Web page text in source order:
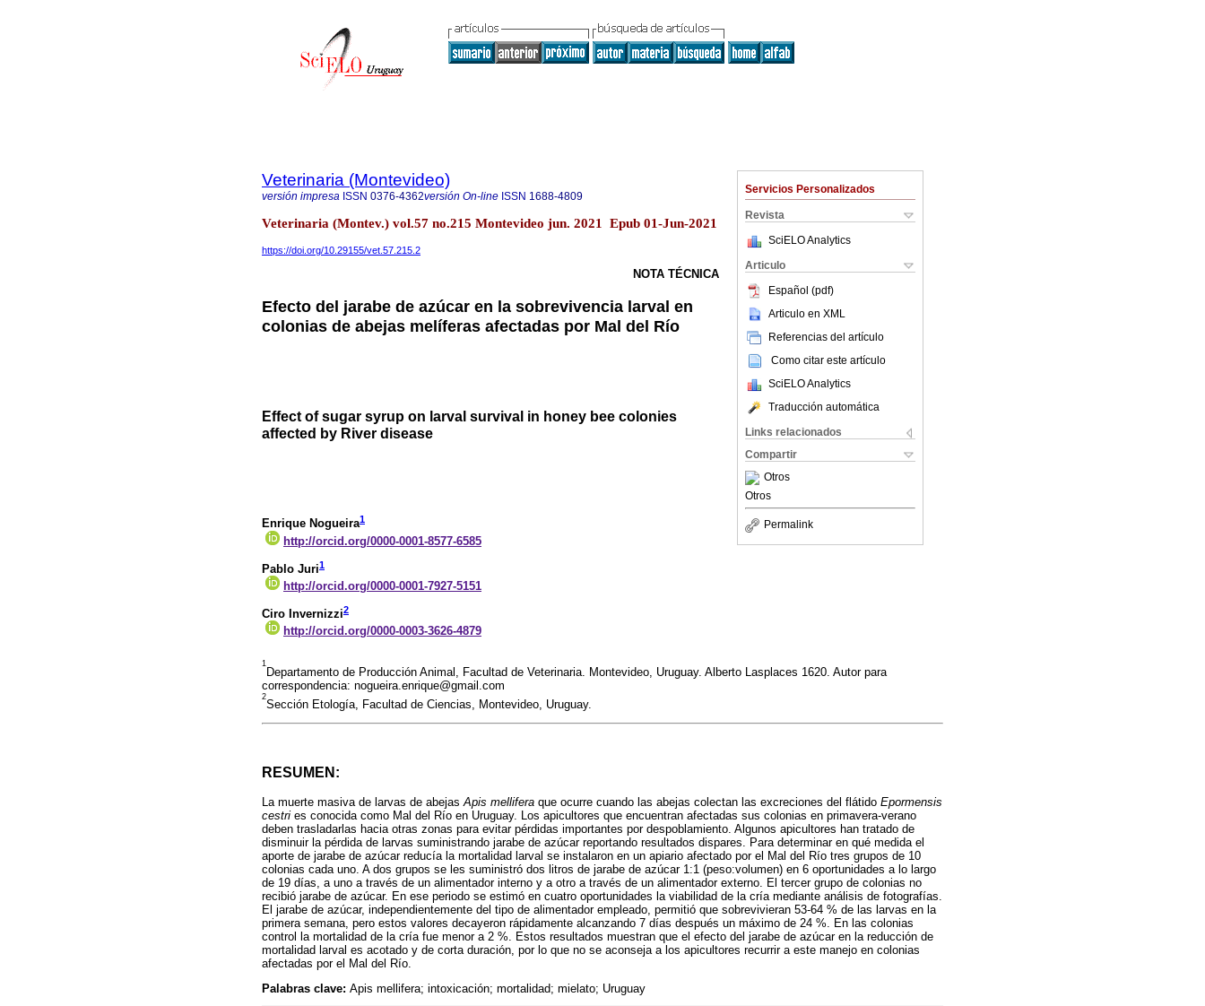
Servicios Personalizados
Revista
SciELO Analytics
Articulo
Español (pdf)
Articulo en XML
Referencias del artículo
Como citar este artículo
SciELO Analytics
Traducción automática
Links relacionados
Compartir
Otros
Otros
Permalink
Veterinaria (Montevideo)
versión impresa ISSN 0376-4362versión On-line ISSN 1688-4809
Veterinaria (Montev.) vol.57 no.215 Montevideo jun. 2021 Epub 01-Jun-2021
https://doi.org/10.29155/vet.57.215.2
NOTA TÉCNICA
Efecto del jarabe de azúcar en la sobrevivencia larval en
colonias de abejas melíferas afectadas por Mal del Río
Effect of sugar syrup on larval survival in honey bee colonies
affected by River disease
Enrique Nogueira1
http://orcid.org/0000-0001-8577-6585
Pablo Juri1
http://orcid.org/0000-0001-7927-5151
Ciro Invernizzi2
http://orcid.org/0000-0003-3626-4879
1
Departamento de Producción Animal, Facultad de Veterinaria. Montevideo, Uruguay. Alberto Lasplaces 1620. Autor para
correspondencia: nogueira.enrique@gmail.com
2
Sección Etología, Facultad de Ciencias, Montevideo, Uruguay.
RESUMEN:
La muerte masiva de larvas de abejas Apis mellifera que ocurre cuando las abejas colectan las excreciones del flátido Epormensis
cestri es conocida como Mal del Río en Uruguay. Los apicultores que encuentran afectadas sus colonias en primavera-verano
deben trasladarlas hacia otras zonas para evitar pérdidas importantes por despoblamiento. Algunos apicultores han tratado de
disminuir la pérdida de larvas suministrando jarabe de azúcar reportando resultados dispares. Para determinar en qué medida el
aporte de jarabe de azúcar reducía la mortalidad larval se instalaron en un apiario afectado por el Mal del Río tres grupos de 10
colonias cada uno. A dos grupos se les suministró dos litros de jarabe de azúcar 1:1 (peso:volumen) en 6 oportunidades a lo largo
de 19 días, a uno a través de un alimentador interno y a otro a través de un alimentador externo. El tercer grupo de colonias no
recibió jarabe de azúcar. En ese periodo se estimó en cuatro oportunidades la viabilidad de la cría mediante análisis de fotografías.
El jarabe de azúcar, independientemente del tipo de alimentador empleado, permitió que sobrevivieran 53-64 % de las larvas en la
primera semana, pero estos valores decayeron rápidamente alcanzando 7 días después un máximo de 24 %. En las colonias
control la mortalidad de la cría fue menor a 2 %. Estos resultados muestran que el efecto del jarabe de azúcar en la reducción de
mortalidad larval es acotado y de corta duración, por lo que no se aconseja a los apicultores recurrir a este manejo en colonias
afectadas por el Mal del Río.
Palabras clave: Apis mellifera; intoxicación; mortalidad; mielato; Uruguay